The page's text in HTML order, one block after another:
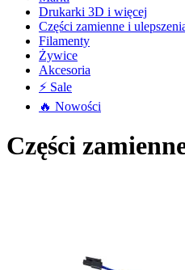
Drukarki 3D i więcej
Części zamienne i
Filamenty
Żywice
Akcesoria
⚡ Sale
🔥 Nowości
Części